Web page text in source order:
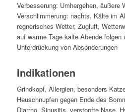
Verbesserung: Umhergehen, äußere
Verschlimmerung: nachts, Kälte im
regnerisches Wetter, Zugluft,
auf warme Tage kalte Abende folgen
Unterdrückung von Absonderungen
Indikationen
Grindkopf, Allergien, besonders
Heuschnupfen gegen Ende des
Diarrhö, Sinusitis, verstopfte Nase,